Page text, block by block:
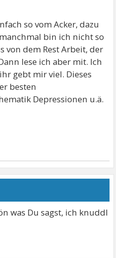
so vom Acker, dazu
bin ich nicht so
von dem Rest Arbeit, der
lese ich aber mit. Ich
gebt mir viel. Dieses
besten
Depressionen u.ä.
was Du sagst, ich knuddl